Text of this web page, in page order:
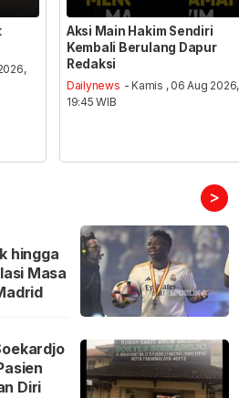
Aksi Main Hakim Sendiri
Kembali Berulang Dapur
Redaksi
Dailynews - Kamis , 06 Aug 2026,
19:45 WIB
>
hingga
Masa
Diri